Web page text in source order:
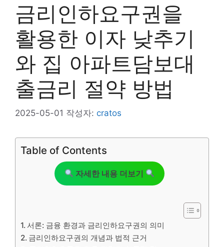
금리인하요구권을
활용한 이자 낮추기
와 집 아파트담보대
출금리 절약 방법
2025-05-01 작성자: cratos
Table of Contents
자세한 내용 더보기
서론: 금융 환경과 금리인하요구권의 의미
금리인하요구권의 개념과 법적 근거